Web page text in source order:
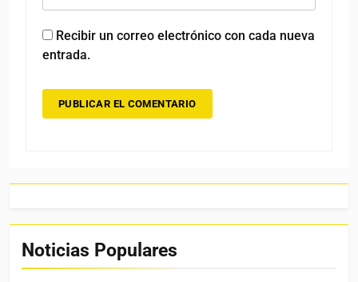
Recibir un correo electrónico con cada nueva
entrada.
Noticias Populares